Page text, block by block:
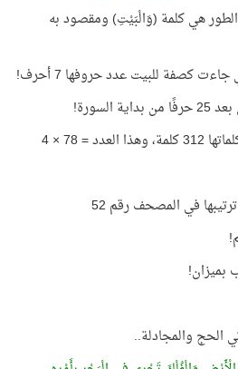
سورة الطور هي كلمة (وَالْبَيْتِ) ومقصود به
كصفة للبيت عدد حروفها 7 أحرف!
= 78 × 4
في المصحف رقم 52
الحج والمجادلة..